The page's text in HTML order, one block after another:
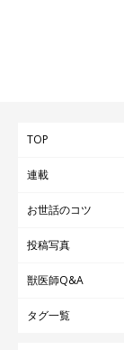
TOP
連載
お世話のコツ
投稿写真
獣医師Q&A
タグ一覧